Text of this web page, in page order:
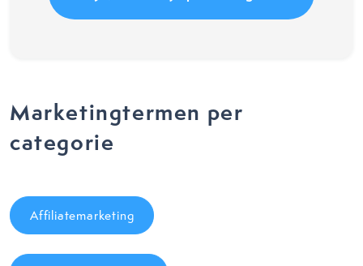
Marketingtermen per
categorie
Affiliatemarketing